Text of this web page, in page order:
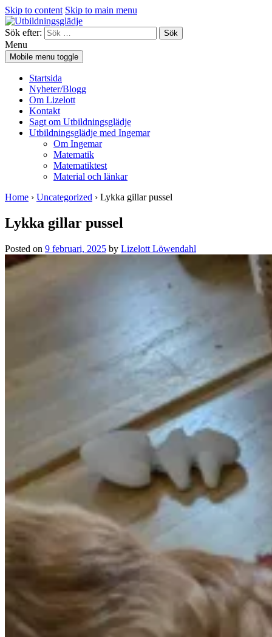
Skip to content Skip to main menu
Sök efter:
Menu
Mobile menu toggle
Startsida
Nyheter/Blogg
Om Lizelott
Kontakt
Sagt om Utbildningsglädje
Utbildningsglädje med Ingemar
Om Ingemar
Matematik
Matematiktest
Material och länkar
Home › Uncategorized › Lykka gillar pussel
Lykka gillar pussel
Posted on 9 februari, 2025 by Lizelott Löwendahl